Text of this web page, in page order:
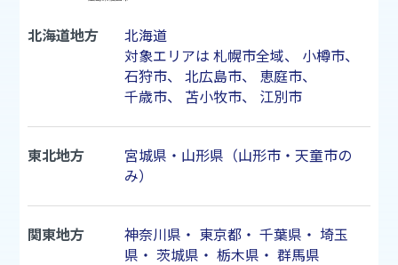
北海道地方
北海道
対象エリアは 札幌市全域、 小樽市、
石狩市、 北広島市、 恵庭市、
千歳市、 苫小牧市、 江別市
東北地方
宮城県・山形県（山形市・天童市の
み）
関東地方 神奈川県 ・ 東京都・ 千葉県 ・ 埼玉
県 ・ 茨城県 ・ 栃木県 ・ 群馬県